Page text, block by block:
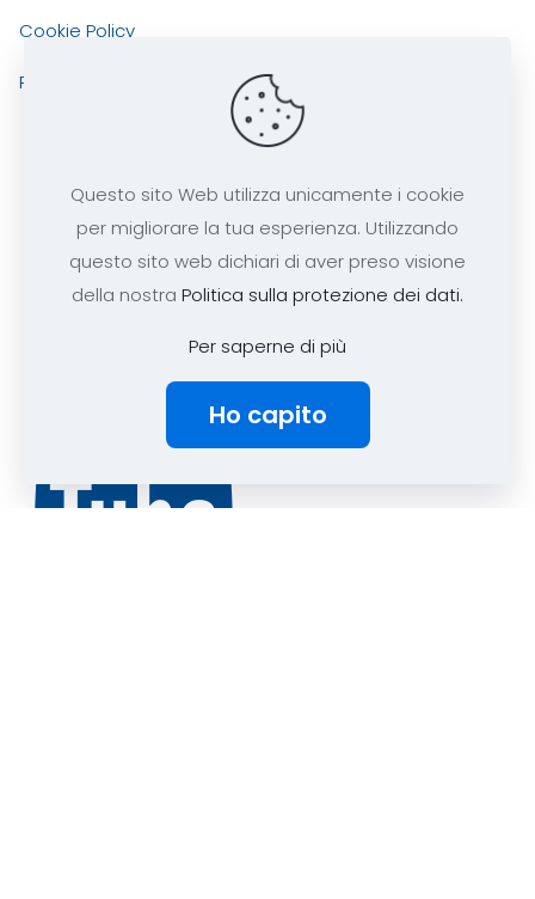
Cookie Policy
Privacy Policy
ASSTELCopyright 2025 tutti i diritti risevati -
codice fiscale 97290240585
Questo sito Web utilizza unicamente i cookie
per migliorare la tua esperienza. Utilizzando
questo sito web dichiari di aver preso visione
della nostra Politica sulla protezione dei dati.
Per saperne di più
Ho capito